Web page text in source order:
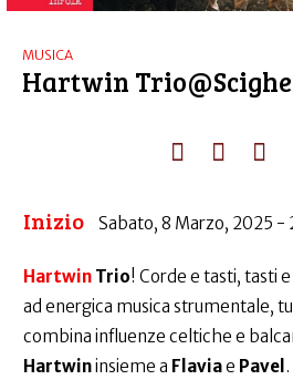
MUSICA
Hartwin
Inizio Sabato, 8 Marzo, 2025 -
Hartwin Trio! Corde e tasti, tasti
ad energica musica strumentale,
combina influenze celtiche e
Hartwininsieme a Flaviae Pavel .